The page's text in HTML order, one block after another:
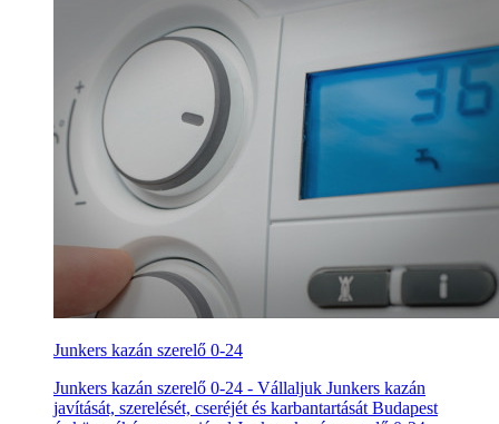
Junkers kazán szerelő 0-24
Junkers kazán szerelő 0-24 - Vállaljuk Junkers kazán
javítását, szerelését, cseréjét és karbantartását Budapest